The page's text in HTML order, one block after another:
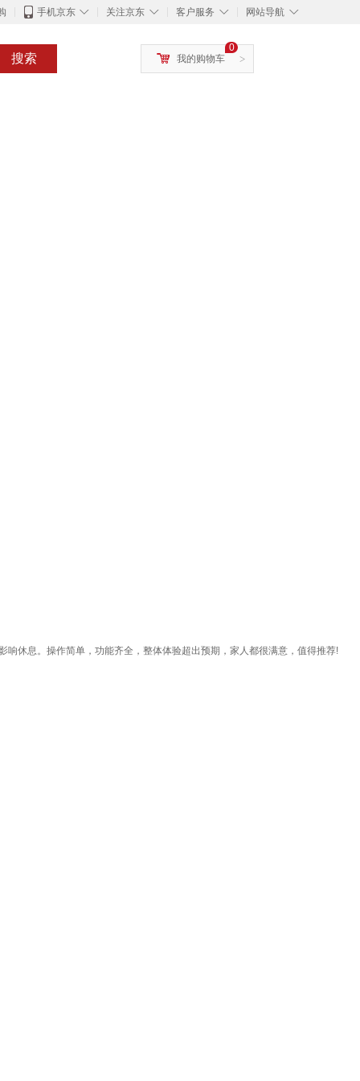
◇
手机京东 ◇
关注京东 ◇
客户服务 ◇
网站导航
搜索 >
0
我的购物车
休息。操作简单，功能齐全，整体体验超出预期，家人都很满意，值得推荐!